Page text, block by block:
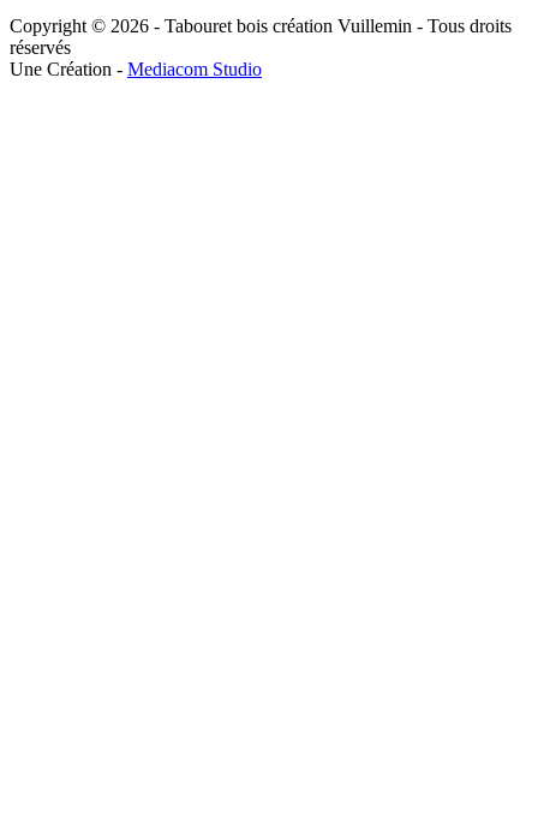
Copyright © 2026 - Tabouret bois création Vuillemin - Tous droits
réservés
Une Création - Mediacom Studio